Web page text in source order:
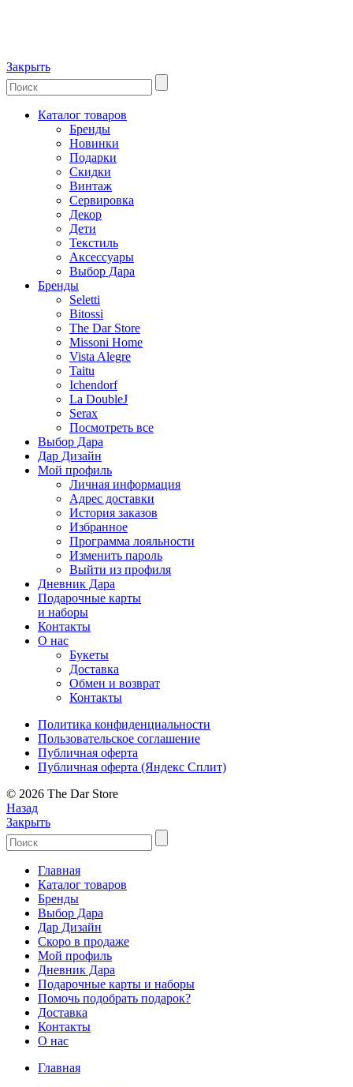
Закрыть
Каталог товаров
Бренды
Новинки
Подарки
Скидки
Винтаж
Сервировка
Декор
Дети
Текстиль
Аксессуары
Выбор Дара
Бренды
Seletti
Bitossi
The Dar Store
Missoni Home
Vista Alegre
Taitu
Ichendorf
La DoubleJ
Serax
Посмотреть все
Выбор Дара
Дар Дизайн
Мой профиль
Личная информация
Адрес доставки
История заказов
Избранное
Программа лояльности
Изменить пароль
Выйти из профиля
Дневник Дара
Подарочные карты
и наборы
Контакты
О нас
Букеты
Доставка
Обмен и возврат
Контакты
Политика конфиденциальности
Пользовательское соглашение
Публичная оферта
Публичная оферта (Яндекс Сплит)
© 2026 The Dar Store
Назад
Закрыть
Главная
Каталог товаров
Бренды
Выбор Дара
Дар Дизайн
Скоро в продаже
Мой профиль
Дневник Дара
Подарочные карты и наборы
Помочь подобрать подарок?
Доставка
Контакты
О нас
Главная